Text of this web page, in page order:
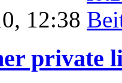
12:38
private